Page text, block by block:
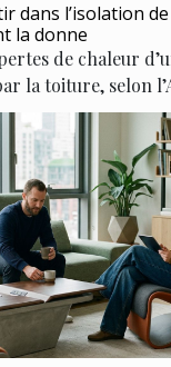
dans l’isolation
la donne
pertes de chaleur
la toiture, selon